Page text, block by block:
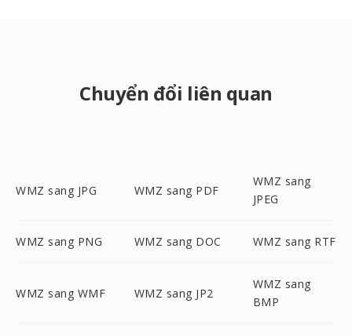
Chuyển đổi liên quan
WMZ sang JPG WMZ sang PDF
WMZ sang
JPEG
WMZ sang PNG WMZ sang DOC WMZ sang RTF
WMZ sang WMF WMZ sang JP2
WMZ sang
BMP